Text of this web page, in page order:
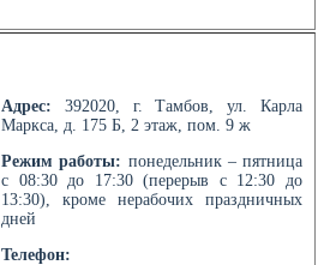
Адрес: 392020, г. Тамбов, ул. Карла
Маркса, д. 175 Б, 2 этаж, пом. 9 ж
Режим работы: понедельник – пятница
с 08:30 до 17:30 (перерыв с 12:30 до
13:30), кроме нерабочих праздничных
дней
Телефон: